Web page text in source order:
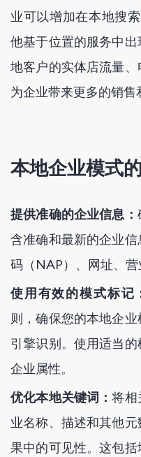
业可以增加在本地搜
他基于位置的服务中
地客户的实体店流量
为企业带来更多的销售
本地企业模式
提供准确的企业信息：
含准确和最新的企业
码（NAP）、网址、营
使用有效的模式标记
则，确保您的本地企
引擎识别。使用适当
企业属性。
优化本地关键词：将相
业名称、描述和其他
果中的可见性。这包括